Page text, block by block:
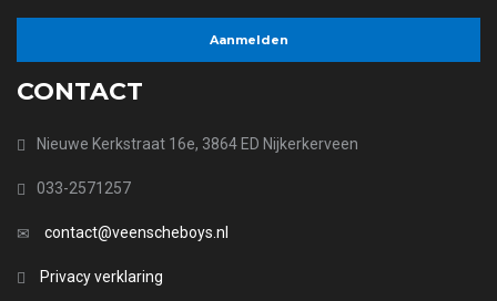
CONTACT
Nieuwe Kerkstraat 16e, 3864 ED Nijkerkerveen
033-2571257
contact@veenscheboys.nl
Privacy verklaring